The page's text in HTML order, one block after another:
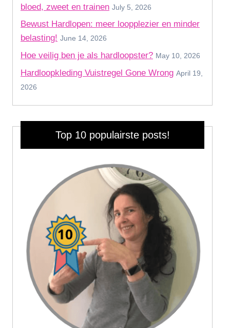
bloed, zweet en trainen July 5, 2026
Bewust Hardlopen: meer loopplezier en minder
belasting! June 14, 2026
Hoe veilig ben je als hardloopster? May 10, 2026
Hardloopkleding Vuistregel Gone Wrong April 19,
2026
Top 10 populairste posts!